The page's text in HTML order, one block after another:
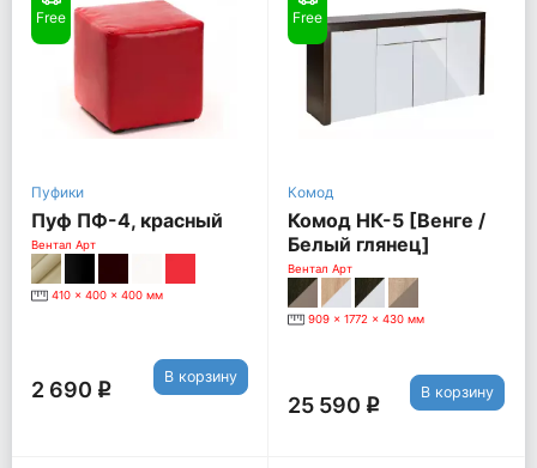
Free
Пуфики
Пуф ПФ-4, красный
Вентал Арт
410 x 400 x 400 мм
2 690 q
В корзину
Free
Комод
Комод НК-5 [Венге /
Белый глянец]
Вентал Арт
909 x 1772 x 430 мм
25 590 q
В корзину